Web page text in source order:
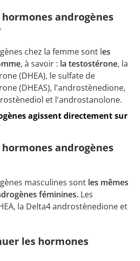
androgènes
chez la femme sont les
, à savoir : la testostérone, la
(DHEA), le sulfate de
(DHEAS), l'androstènedione,
et l'androstanolone.
agissent directement sur
androgènes
masculines sont les mêmes
féminines. Les
la Delta4 androstènedione et
les hormones